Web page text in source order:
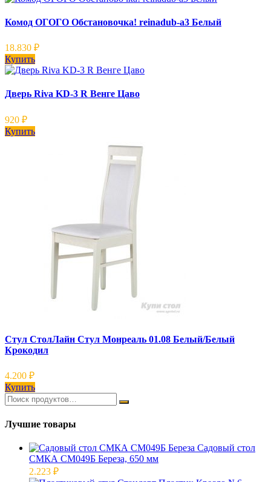
Комод ОГОГО Обстановочка! reinadub-a3 Белый
18.830 ₽
Купить
Дверь Riva KD-3 R Венге Цаво
920 ₽
Купить
Стул СтолЛайн Стул Монреаль 01.08 Белый/Белый
Крокодил
4.200 ₽
Купить
Лучшие товары
Садовый стол
СМКА СМ049Б Береза, 650 мм
2.223 ₽